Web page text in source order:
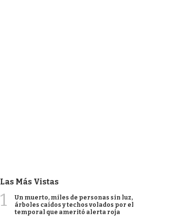
Las Más Vistas
1
Un muerto, miles de personas sin luz,
árboles caídos y techos volados por el
temporal que ameritó alerta roja